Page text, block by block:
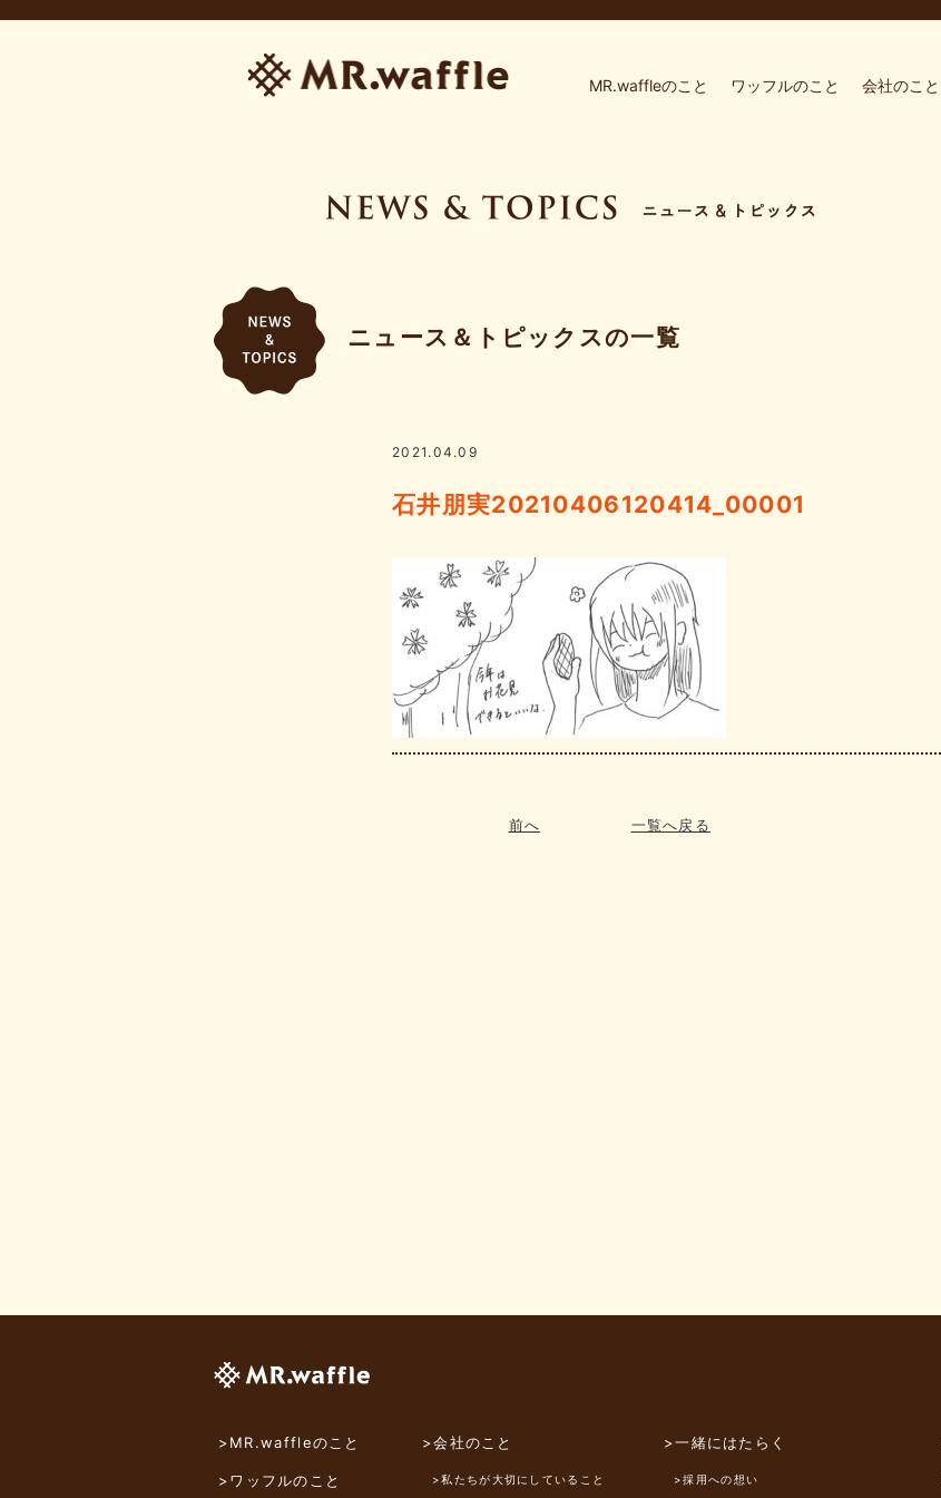
MR.waffleのこと ワッフルのこと 会社のこと
ニュース＆トピックスの一覧
2021.04.09
石井朋実20210406120414_00001
前へ 一覧へ戻る
>MR.waffleのこと
>ワッフルのこと
>会社のこと
>私たちが大切にしていること
>一緒にはたらく
>採用への想い